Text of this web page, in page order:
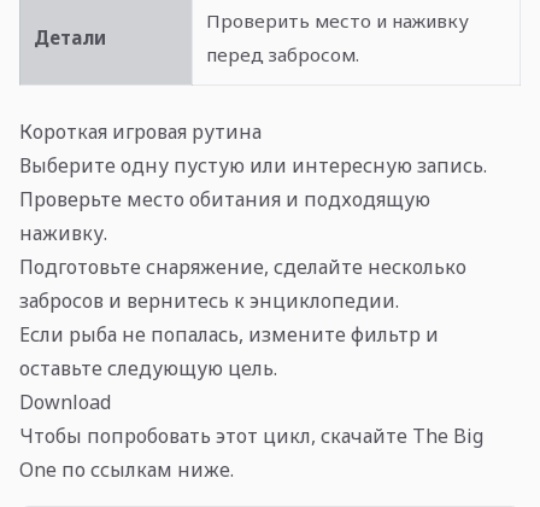
Детали
Проверить место и наживку
перед забросом.
Короткая игровая рутина
Выберите одну пустую или интересную запись.
Проверьте место обитания и подходящую
наживку.
Подготовьте снаряжение, сделайте несколько
забросов и вернитесь к энциклопедии.
Если рыба не попалась, измените фильтр и
оставьте следующую цель.
Download
Чтобы попробовать этот цикл, скачайте The Big
One по ссылкам ниже.